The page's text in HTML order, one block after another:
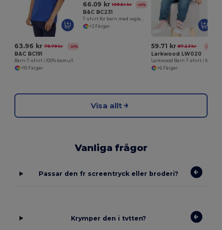
63.96 kr 79.79 kr -20%
B&C BC191
Barn-T-shirt i 100% bomull
+10 Färger
66.09 kr 109.54 kr -40%
B&C BC231
T-shirt för barn med raglanärm
+2 Färger
59.71 kr 87.23 kr -32%
Larkwood LW020
+6 Färger
Visa allt
Vanliga frågor
Passar den fr screentryck eller broderi?
Krymper den i tvtten?